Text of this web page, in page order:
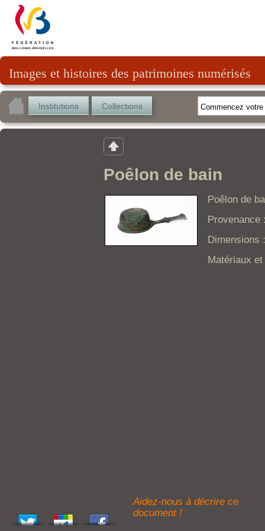
Images et histoires des patrimoines numérisés
Institutions Collections
Poêlon de bain
Poêlon de
Provenance
Dimensions
Matériaux
Aidez-nous à décrire ce
document !